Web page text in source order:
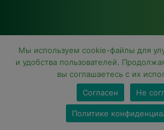
© 2026 Библиотека УО ВГАВМ.
Мы используем cookie-файлы для
и удобства пользователей.
вы соглашаетесь с их
Согласен
Не
Политике